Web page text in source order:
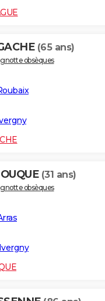
(65 ans)
obsèques
(31 ans)
obsèques
Ivergny